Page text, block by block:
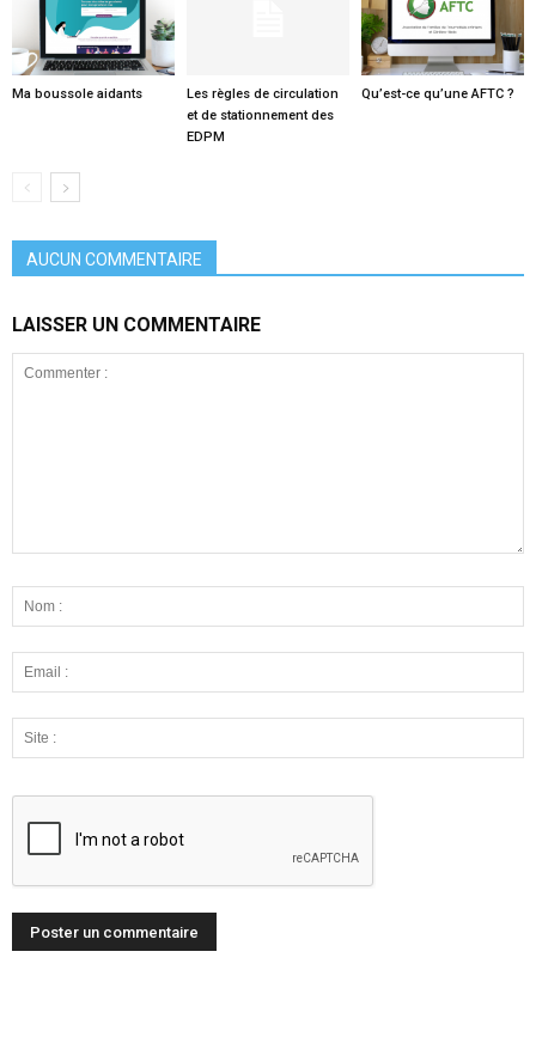
Ma boussole aidants
Les règles de circulation
et de stationnement des
EDPM
Qu’est-ce qu’une AFTC ?
AUCUN COMMENTAIRE
LAISSER UN COMMENTAIRE